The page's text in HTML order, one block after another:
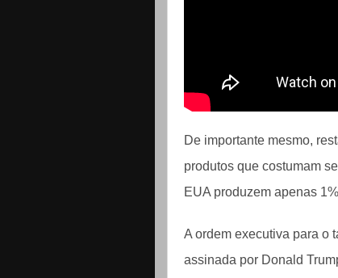
De importante mesmo,
produtos que costumam
EUA produzem apenas
A ordem executiva para o
assinada por Donald